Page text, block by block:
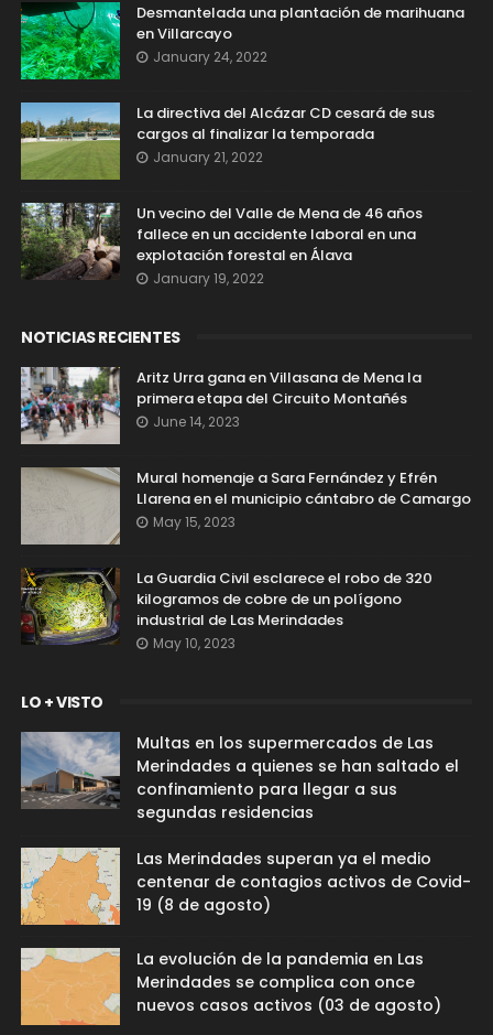
Desmantelada una plantación de marihuana
en Villarcayo
January 24, 2022
La directiva del Alcázar CD cesará de sus
cargos al finalizar la temporada
January 21, 2022
Un vecino del Valle de Mena de 46 años
fallece en un accidente laboral en una
explotación forestal en Álava
January 19, 2022
NOTICIAS RECIENTES
Aritz Urra gana en Villasana de Mena la
primera etapa del Circuito Montañés
June 14, 2023
Mural homenaje a Sara Fernández y Efrén
Llarena en el municipio cántabro de Camargo
May 15, 2023
La Guardia Civil esclarece el robo de 320
kilogramos de cobre de un polígono
industrial de Las Merindades
May 10, 2023
LO + VISTO
Multas en los supermercados de Las
Merindades a quienes se han saltado el
confinamiento para llegar a sus
segundas residencias
Las Merindades superan ya el medio
centenar de contagios activos de Covid-
19 (8 de agosto)
La evolución de la pandemia en Las
Merindades se complica con once
nuevos casos activos (03 de agosto)